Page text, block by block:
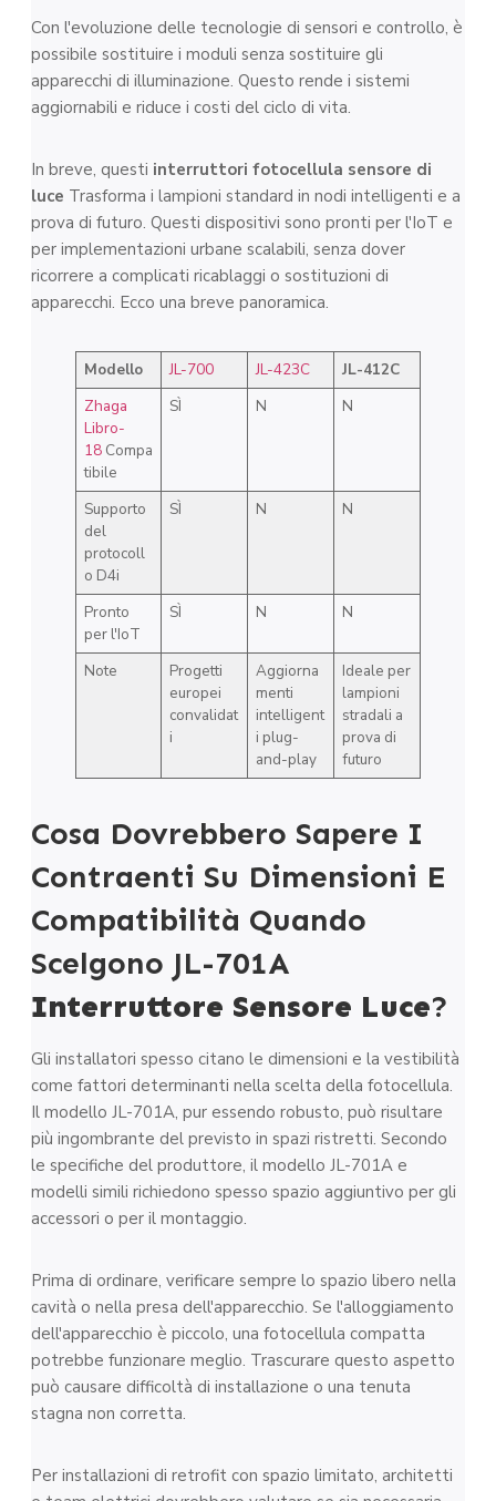
Con l'evoluzione delle tecnologie di sensori e controllo, è
possibile sostituire i moduli senza sostituire gli
apparecchi di illuminazione. Questo rende i sistemi
aggiornabili e riduce i costi del ciclo di vita.
In breve, questi interruttori fotocellula sensore di
luce Trasforma i lampioni standard in nodi intelligenti e a
prova di futuro. Questi dispositivi sono pronti per l'IoT e
per implementazioni urbane scalabili, senza dover
ricorrere a complicati ricablaggi o sostituzioni di
apparecchi. Ecco una breve panoramica.
Modello JL-700 JL-423C
JL-412C
Zhaga
Libro-
18Compa
tibile
SÌ N N
Supporto
del
protocoll
o D4i
SÌ N N
Pronto
per l'IoT
SÌ N N
Note
Progetti
europei
convalidat
i
Aggiorna
menti
intelligent
i plug-
and-play
Ideale per
lampioni
stradali a
prova di
futuro
Cosa Dovrebbero Sapere I
Contraenti Su Dimensioni E
Compatibilità Quando
Scelgono JL-701A
Interruttore Sensore Luce?
Gli installatori spesso citano le dimensioni e la vestibilità
come fattori determinanti nella scelta della fotocellula.
Il modello JL-701A, pur essendo robusto, può risultare
più ingombrante del previsto in spazi ristretti. Secondo
le specifiche del produttore, il modello JL-701A e
modelli simili richiedono spesso spazio aggiuntivo per gli
accessori o per il montaggio.
Prima di ordinare, verificare sempre lo spazio libero nella
cavità o nella presa dell'apparecchio. Se l'alloggiamento
dell'apparecchio è piccolo, una fotocellula compatta
potrebbe funzionare meglio. Trascurare questo aspetto
può causare difficoltà di installazione o una tenuta
stagna non corretta.
Per installazioni di retrofit con spazio limitato, architetti